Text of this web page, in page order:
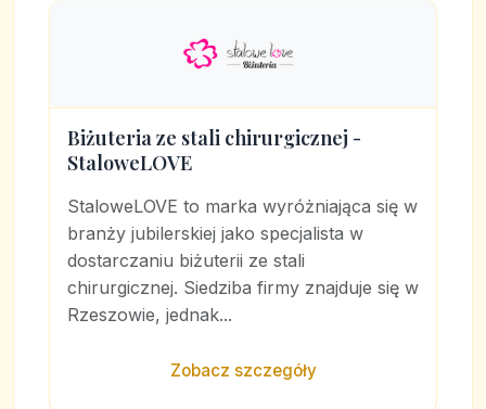
Biżuteria ze stali chirurgicznej -
StaloweLOVE
StaloweLOVE to marka wyróżniająca się w
branży jubilerskiej jako specjalista w
dostarczaniu biżuterii ze stali
chirurgicznej. Siedziba firmy znajduje się w
Rzeszowie, jednak...
Zobacz szczegóły